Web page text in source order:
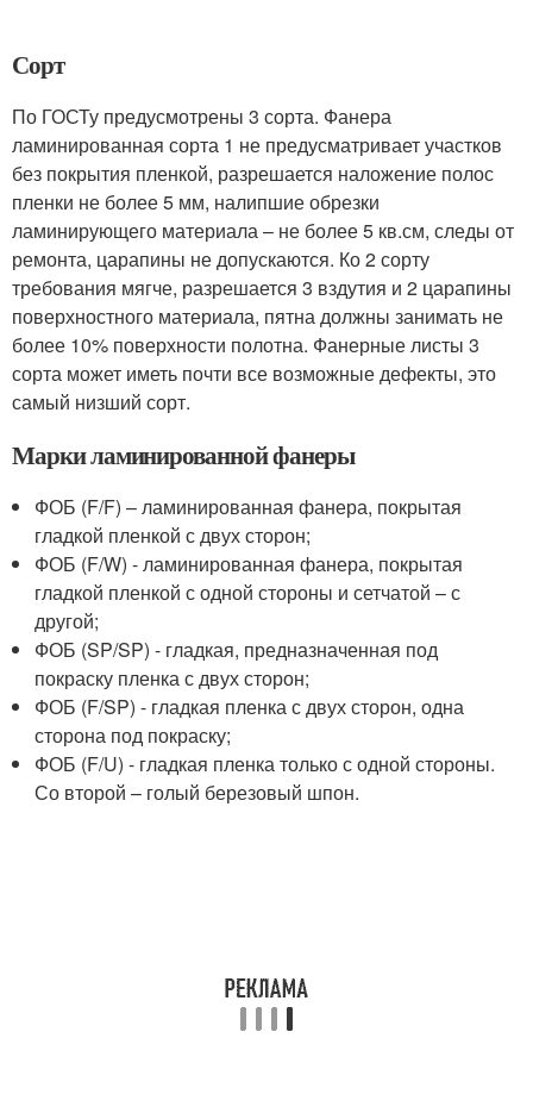
Сорт
По ГОСТу предусмотрены 3 сорта. Фанера
ламинированная сорта 1 не предусматривает участков
без покрытия пленкой, разрешается наложение полос
пленки не более 5 мм, налипшие обрезки
ламинирующего материала – не более 5 кв.см, следы от
ремонта, царапины не допускаются. Ко 2 сорту
требования мягче, разрешается 3 вздутия и 2 царапины
поверхностного материала, пятна должны занимать не
более 10% поверхности полотна. Фанерные листы 3
сорта может иметь почти все возможные дефекты, это
самый низший сорт.
Марки ламинированной фанеры
ФОБ (F/F) – ламинированная фанера, покрытая
гладкой пленкой с двух сторон;
ФОБ (F/W) - ламинированная фанера, покрытая
гладкой пленкой с одной стороны и сетчатой – с
другой;
ФОБ (SP/SP) - гладкая, предназначенная под
покраску пленка с двух сторон;
ФОБ (F/SP) - гладкая пленка с двух сторон, одна
сторона под покраску;
ФОБ (F/U) - гладкая пленка только с одной стороны.
Со второй – голый березовый шпон.